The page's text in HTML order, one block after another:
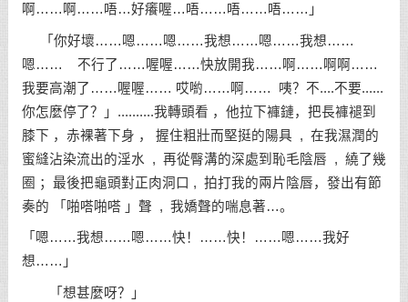
啊……啊……唔…好癢喔…唔……唔……唔……」
「你好壞……嗯……嗯……我想……嗯……我想……
嗯…… 不行了……喔喔……快放開我……啊……啊啊……
我要高潮了……喔喔…… 哎喲……啊…… 咦？不....不要......
你怎麼停了？」..........我轉頭看 ，他拉下褲鏈，把長褲褪到
膝下 ，赤裸著下身 ， 握住粗壯而堅挺的陽具 , 在我濕潤的
蜜縫沾染流出的淫水 , 再從臀溝的深處到恥毛陰唇 , 繞了幾
圈 ；最後把龜頭對正肉洞口 , 拍打我的兩片陰唇，發出有節
奏的 「啪嗒啪嗒 」聲 , 我嬌聲的喘息著…。
「嗯……我想……嗯……快！……快！……嗯……我好
想……」
「想甚麼呀？」